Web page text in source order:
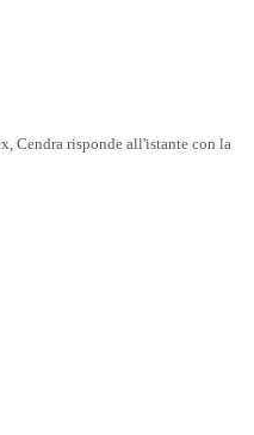
Cendra risponde all'istante con la